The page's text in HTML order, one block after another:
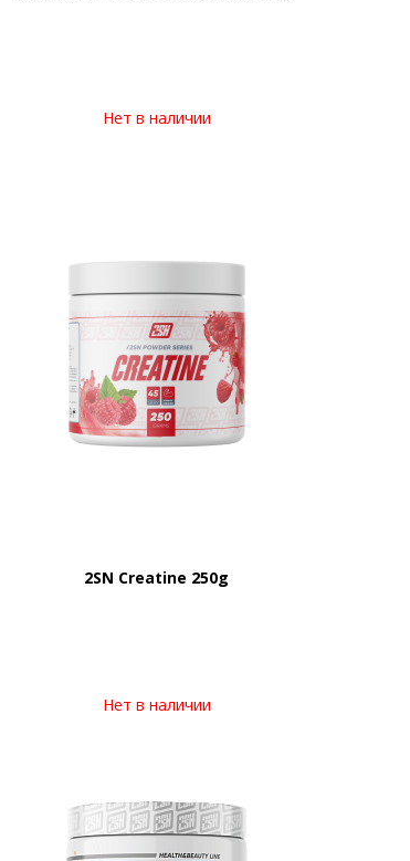
Нет в наличии
2SN Creatine 250g
Нет в наличии